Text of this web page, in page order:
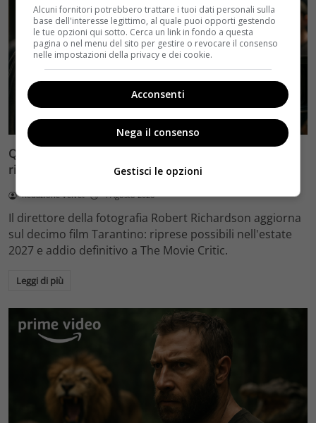
Quentin Tarantino e il decimo film: Robert Richardson
rivela riprese forse nel 2027 e l’addio a The Movie Critic
Redazione Velvet 4 Agosto 2026
Il direttore della fotografia Robert Richardson aggiorna
sul decimo film Tarantino: riprese possibili nell'estate
2027 e addio definitivo a The Movie Critic.
Leggi di più
Alcuni fornitori potrebbero trattare i tuoi dati personali sulla
base dell'interesse legittimo, al quale puoi opporti gestendo
le tue opzioni qui sotto. Cerca un link in fondo a questa
pagina o nel menu del sito per gestire o revocare il consenso
nelle impostazioni della privacy e dei cookie.
Acconsenti
Nega il consenso
Gestisci le opzioni